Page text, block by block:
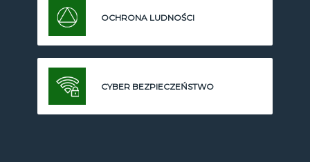
OCHRONA LUDNOŚCI
CYBER BEZPIECZEŃSTWO